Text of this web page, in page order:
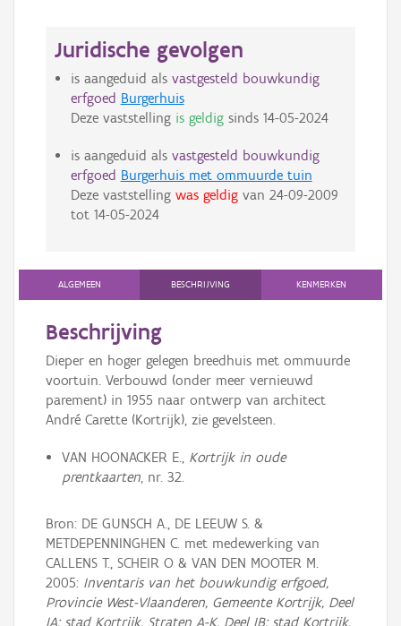
Juridische gevolgen
is aangeduid als vastgesteld bouwkundig
erfgoed Burgerhuis
Deze vaststelling is geldigsinds 14-05-2024
is aangeduid als vastgesteld bouwkundig
erfgoed Burgerhuis met ommuurde tuin
Deze vaststelling was geldigvan 24-09-2009
tot 14-05-2024
ALGEMEEN BESCHRIJVING KENMERKEN
Beschrijving
Dieper en hoger gelegen breedhuis met ommuurde
voortuin. Verbouwd (onder meer vernieuwd
parement) in 1955 naar ontwerp van architect
André Carette (Kortrijk), zie gevelsteen.
VAN HOONACKER E., Kortrijk in oude
prentkaarten, nr. 32.
Bron: DE GUNSCH A., DE LEEUW S. &
METDEPENNINGHEN C. met medewerking van
CALLENS T., SCHEIR O & VAN DEN MOOTER M.
2005: Inventaris van het bouwkundig erfgoed,
Provincie West-Vlaanderen, Gemeente Kortrijk, Deel
IA: stad Kortrijk, Straten A-K, Deel IB: stad Kortrijk,